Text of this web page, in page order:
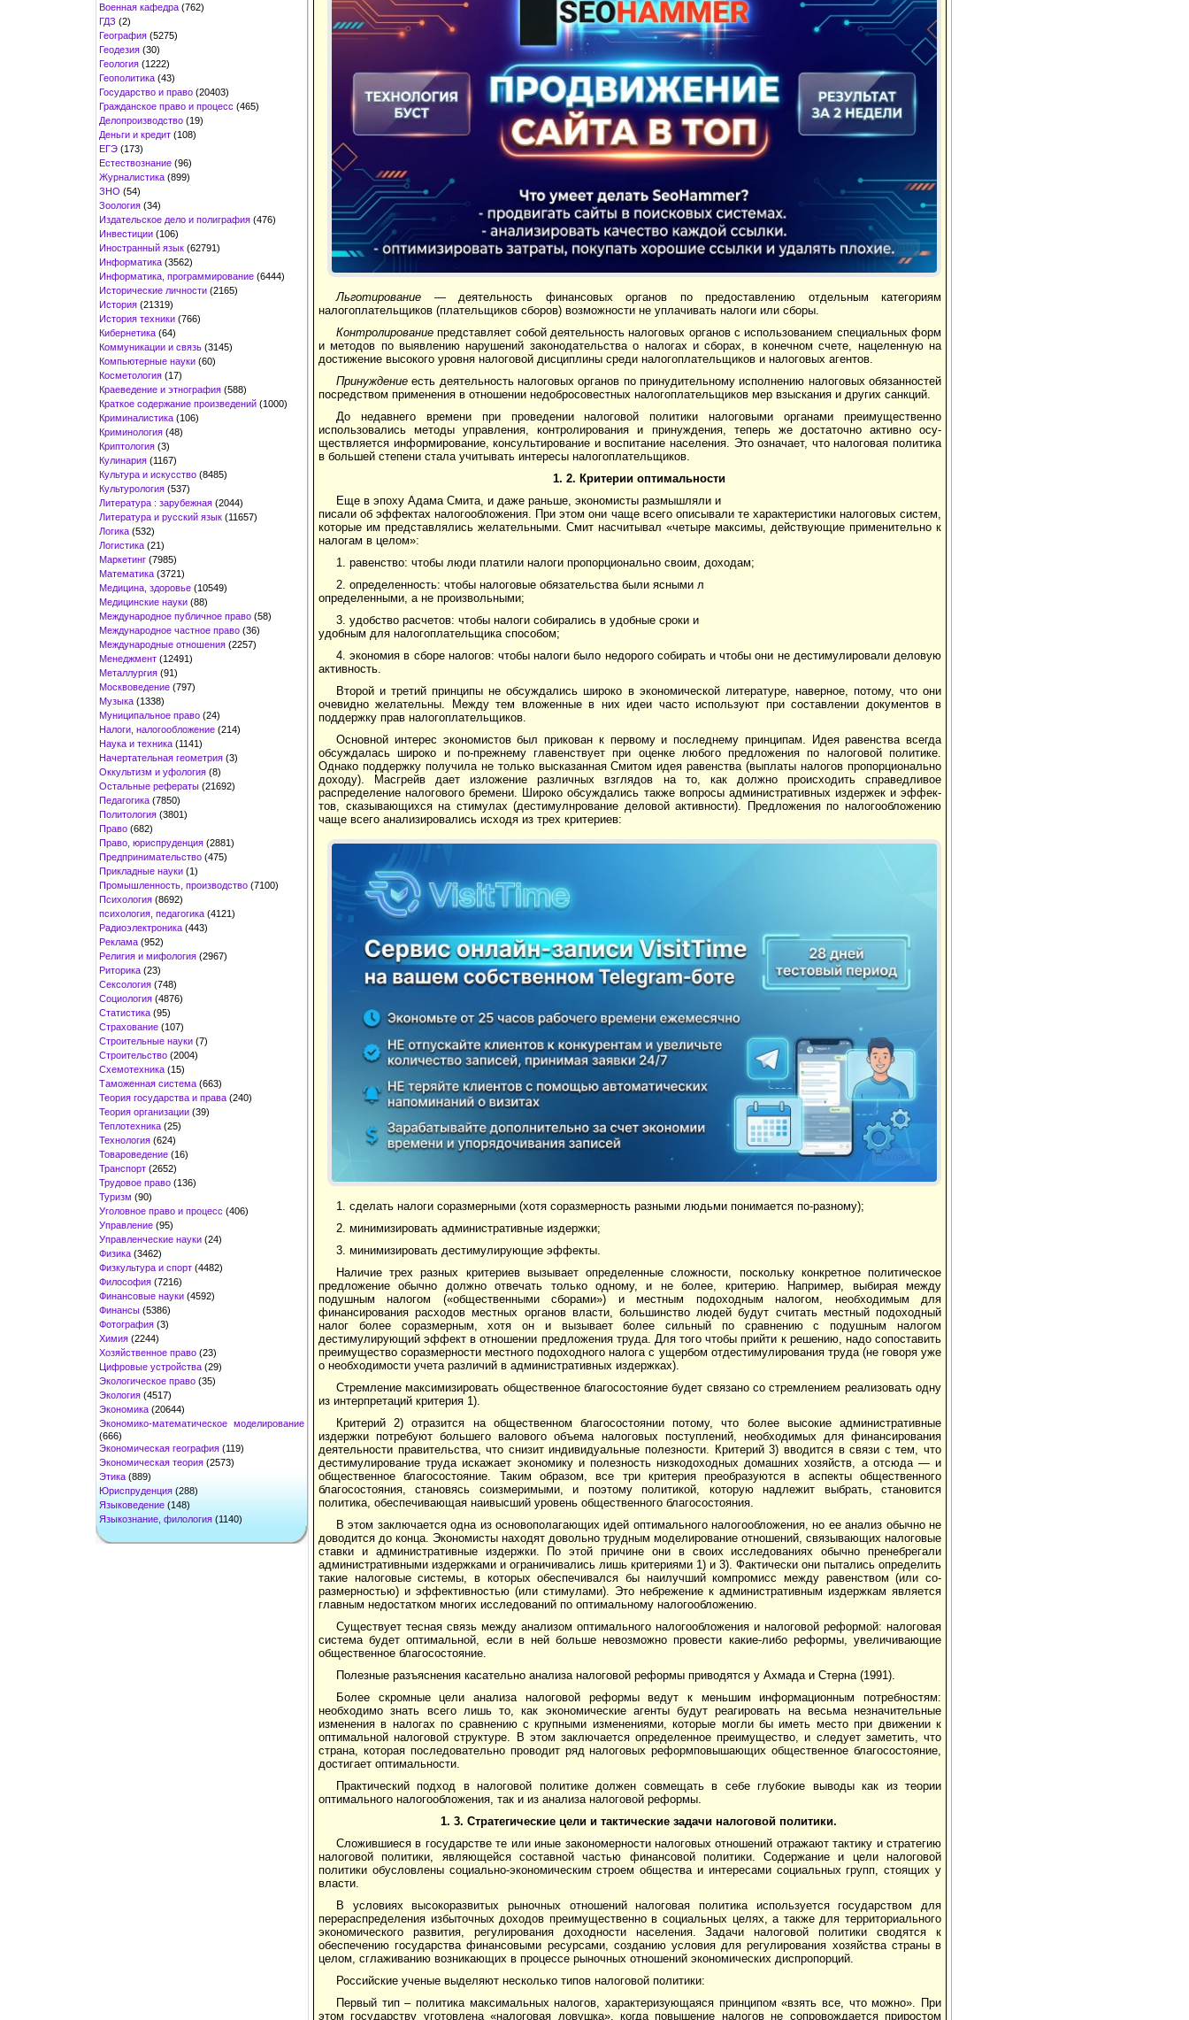
Военная кафедра (762)
ГДЗ (2)
География (5275)
Геодезия (30)
Геология (1222)
Геополитика (43)
Государство и право (20403)
Гражданское право и процесс (465)
Делопроизводство (19)
Деньги и кредит (108)
ЕГЭ (173)
Естествознание (96)
Журналистика (899)
ЗНО (54)
Зоология (34)
Издательское дело и полиграфия (476)
Инвестиции (106)
Иностранный язык (62791)
Информатика (3562)
Информатика, программирование (6444)
Исторические личности (2165)
История (21319)
История техники (766)
Кибернетика (64)
Коммуникации и связь (3145)
Компьютерные науки (60)
Косметология (17)
Краеведение и этнография (588)
Краткое содержание произведений (1000)
Криминалистика (106)
Криминология (48)
Криптология (3)
Кулинария (1167)
Культура и искусство (8485)
Культурология (537)
Литература : зарубежная (2044)
Литература и русский язык (11657)
Логика (532)
Логистика (21)
Маркетинг (7985)
Математика (3721)
Медицина, здоровье (10549)
Медицинские науки (88)
Международное публичное право (58)
Международное частное право (36)
Международные отношения (2257)
Менеджмент (12491)
Металлургия (91)
Москвоведение (797)
Музыка (1338)
Муниципальное право (24)
Налоги, налогообложение (214)
Наука и техника (1141)
Начертательная геометрия (3)
Оккультизм и уфология (8)
Остальные рефераты (21692)
Педагогика (7850)
Политология (3801)
Право (682)
Право, юриспруденция (2881)
Предпринимательство (475)
Прикладные науки (1)
Промышленность, производство (7100)
Психология (8692)
психология, педагогика (4121)
Радиоэлектроника (443)
Реклама (952)
Религия и мифология (2967)
Риторика (23)
Сексология (748)
Социология (4876)
Статистика (95)
Страхование (107)
Строительные науки (7)
Строительство (2004)
Схемотехника (15)
Таможенная система (663)
Теория государства и права (240)
Теория организации (39)
Теплотехника (25)
Технология (624)
Товароведение (16)
Транспорт (2652)
Трудовое право (136)
Туризм (90)
Уголовное право и процесс (406)
Управление (95)
Управленческие науки (24)
Физика (3462)
Физкультура и спорт (4482)
Философия (7216)
Финансовые науки (4592)
Финансы (5386)
Фотография (3)
Химия (2244)
Хозяйственное право (23)
Цифровые устройства (29)
Экологическое право (35)
Экология (4517)
Экономика (20644)
Экономико-математическое моделирование
(666)
Экономическая география (119)
Экономическая теория (2573)
Этика (889)
Юриспруденция (288)
Языковедение (148)
Языкознание, филология (1140)
Реклама
Льготирование — деятельность финансовых органов по предостав­лению отдельным категориям
налогоплательщиков (плательщиков сборов) возможности не уплачивать налоги или сборы.
Контролированиепредставляет собой деятельность налоговых ор­ганов с использованием специальных форм
и методов по выявлению нарушений законодательства о налогах и сборах, в конечном счете, нацеленную на
достижение высокого уровня налоговой дисциплины среди налогоплательщиков и налоговых агентов.
Принуждениеесть деятельность налоговых органов по принуди­тельному исполнению налоговых обязанностей
посредством примене­ния в отношении недобросовестных налогоплательщиков мер взыска­ния и других санкций.
До недавнего времени при проведении налоговой политики налого­выми органами преимущественно
использовались методы управления, контролирования и принуждения, теперь же достаточно активно осу­
ществляется информирование, консультирование и воспитание насе­ления. Это означает, что налоговая политика
в большей степени стала учитывать интересы налогоплательщиков.
1. 2. Критерии оптимальности
Еще в эпоху Адама Смита, и даже раньше, экономисты размышляли и
писали об эффектах налогообложения. При этом они чаще всего опи­сывали те характеристики налоговых систем,
которые им представля­лись желательными. Смит насчитывал «четыре мак­симы, действующие применительно к
налогам в целом»:
1. равенство: чтобы люди платили налоги пропорционально своим, доходам;
2. определенность: чтобы налоговые обязательства были ясными л
определенными, а не произвольными;
3. удобство расчетов: чтобы налоги собирались в удобные сроки и
удобным для налогоплательщика способом;
4. экономия в сборе налогов: чтобы налоги было недорого соби­рать и чтобы они не дестимулировали деловую
активность.
Второй и третий принципы не обсуждались широко в экономической литературе, наверное, потому, что они
очевидно желательны. Между тем вложенные в них идеи часто используют при составлении доку­ментов в
поддержку прав налогоплательщиков.
Основной интерес экономистов был прикован к первому и после­днему принципам. Идея равенства всегда
обсуждалась широко и по-прежнему главенствует при оценке любого предложения по налоговой политике.
Однако поддержку получила не только высказанная Смитом идея равенства (выплаты налогов пропорционально
доходу). Масгрейв дает изложение различных взглядов на то, как должно происходить справедливое
распределение налогового бремени. Широ­ко обсуждались также вопросы административных издержек и эффек­
тов, сказывающихся на стимулах (дестимулнрование деловой активно­сти). Предложения по налогообложению
чаще всего анализировались исходя из трех критериев:
Реклама
1. сделать налоги соразмерными (хотя соразмерность разными людь­ми понимается по-разному);
2. минимизировать административные издержки;
3. минимизировать дестимулирующие эффекты.
Наличие трех разных критериев вызывает определенные сложнос­ти, поскольку конкретное политическое
предложение обычно должно отвечать только одному, и не более, критерию. Например, выбирая между
подушным налогом («общественными сборами») и местным подоходным налогом, необходимым для
финансирования расходов местных органов власти, большинство людей будут считать местный подоходный
налог более соразмерным, хотя он и вызывает более силь­ный по сравнению с подушным налогом
дестимулирующий эффект в отношении предложения труда. Для того чтобы прийти к решению, надо сопоставить
преимущество соразмерности местного подоходного налога с ущербом отдестимулирования труда (не говоря уже
о необхо­димости учета различий в административных издержках).
Стремление максимизировать общественное благосостояние будет связано со стремлением реализовать одну
из интерпретаций критерия 1).
Критерий 2) отразится на общественном благосостоянии потому, что более высокие административные
издержки потребуют большего валового объема налоговых поступлений, необходимых для финанси­рования
деятельности правительства, что снизит индивидуальные по­лезности. Критерий 3) вводится в связи с тем, что
дестимулирование труда искажает экономику и полезность низкодоходных домашних хо­зяйств, а отсюда — и
общественное благосостояние. Таким образом, все три критерия преобразуются в аспекты общественного
благососто­яния, становясь соизмеримыми, и поэтому политикой, которую над­лежит выбрать, становится
политика, обеспечивающая наивысший уровень общественного благосостояния.
В этом заключается одна из основополагающих идей оптимального налогообложения, но ее анализ обычно не
доводится до конца. Эконо­мисты находят довольно трудным моделирование отношений, связы­вающих налоговые
ставки и административные издержки. По этой при­чине они в своих исследованиях обычно пренебрегали
административ­ными издержками и ограничивались лишь критериями 1) и 3). Факти­чески они пытались определить
такие налоговые системы, в которых обеспечивался бы наилучший компромисс между равенством (или со­
размерностью) и эффективностью (или стимулами). Это небрежение к административным издержкам является
главным недостатком многих исследований по оптимальному налогообложению.
Существует тесная связь меж­ду анализом оптимального налогообложения и налоговой реформой: налоговая
система будет оптимальной, если в ней больше невозможно провести какие-либо реформы, увеличивающие
общественное благосостояние.
Полезные разъяснения касательно анализа налоговой рефор­мы приводятся у Ахмада и Стерна (1991).
Более скромные цели анализа налоговой реформы ведут к меньшим информационным потребностям:
необходимо знать всего лишь то, как экономические агенты будут реагировать на весьма незначительные
изменения в налогах по сравнению с крупными изменениями, которые могли бы иметь место при движении к
оптимальной налоговой структуре. В этом заключается определенное преимущество, и следует заметить, что
страна, которая последовательно проводит ряд налоговых реформповышающих общественное благосостояние,
достигает оптимальности.
Практический подход в налоговой политике должен совмещать в себе глубокие выводы как из теории
оптимального налогообложения, так и из анализа налоговой реформы.
1. 3. Стратегические цели и тактические задачи налоговой политики.
Сложившиеся в государстве те или иные закономерности налоговых отношений отражают тактику и стратегию
налоговой политики, являющейся составной частью финансовой политики. Содержание и цели налоговой
политики обусловлены социально-экономическим строем общества и интересами социальных групп, стоящих у
власти.
В условиях высокоразвитых рыночных отношений налоговая политика используется государством для
перераспределения избыточных доходов преимущественно в социальных целях, а также для территориального
экономического развития, регулирования доходности населения. Задачи налоговой политики сводятся к
обеспечению государства финансовыми ресурсами, созданию условия для регулирования хозяйства страны в
целом, сглаживанию возникающих в процессе рыночных отношений экономических диспропорций.
Российские ученые выделяют несколько типов налоговой политики:
Первый тип – политика максимальных налогов, характеризующаяся принципом «взять все, что можно». При
этом государству уготовлена «налоговая ловушка», когда повышение налогов не сопровождается приростом